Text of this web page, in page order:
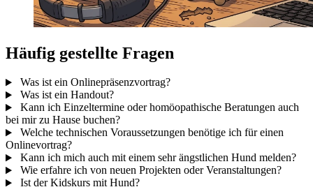
Häufig gestellte Fragen
Was ist ein Onlinepräsenzvortrag?
Was ist ein Handout?
Kann ich Einzeltermine oder homöopathische Beratungen auch
bei mir zu Hause buchen?
Welche technischen Voraussetzungen benötige ich für einen
Onlinevortrag?
Kann ich mich auch mit einem sehr ängstlichen Hund melden?
Wie erfahre ich von neuen Projekten oder Veranstaltungen?
Ist der Kidskurs mit Hund?